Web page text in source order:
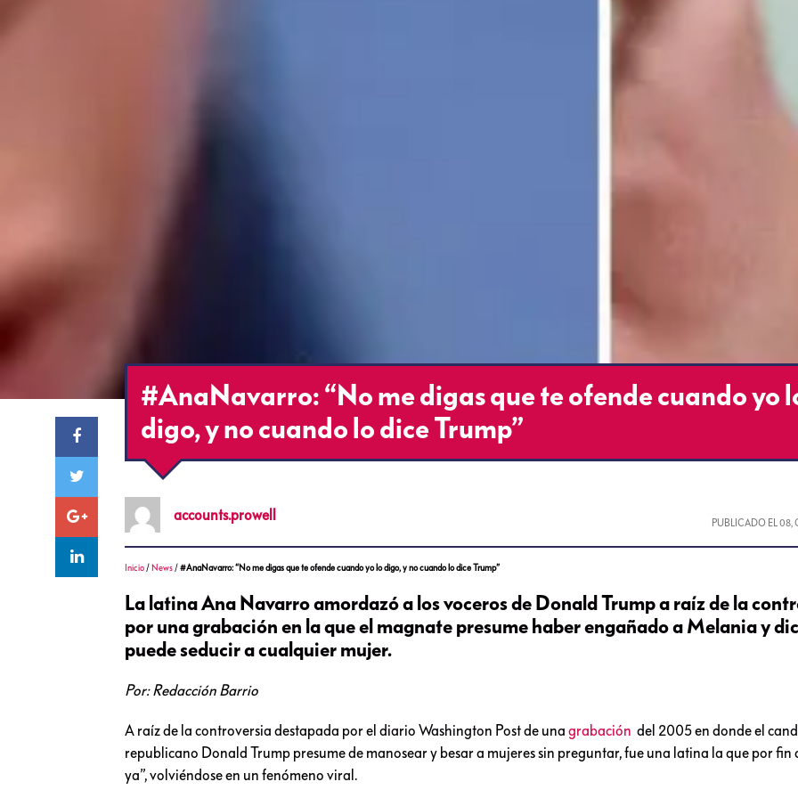
#AnaNavarro: “No me digas que te ofende cuando yo
digo, y no cuando lo dice Trump”
accounts.prowell PUBLICADO EL08,
Inicio / News /#AnaNavarro: “No me digas que te ofende cuando yo lo digo, y no cuando lo dice Trump”
La latina Ana Navarro amordazó a los voceros de Donald Trump a raíz de la
por una grabación en la que el magnate presume haber engañado a Melania y
puede seducir a cualquier mujer.
Por: Redacción Barrio
A raíz de la controversia destapada por el diario Washington Post de unagrabación del 2005 en donde el
republicano Donald Trump presume de manosear y besar a mujeres sin preguntar, fue una latina la que por fin
ya”, volviéndose en un fenómeno viral.